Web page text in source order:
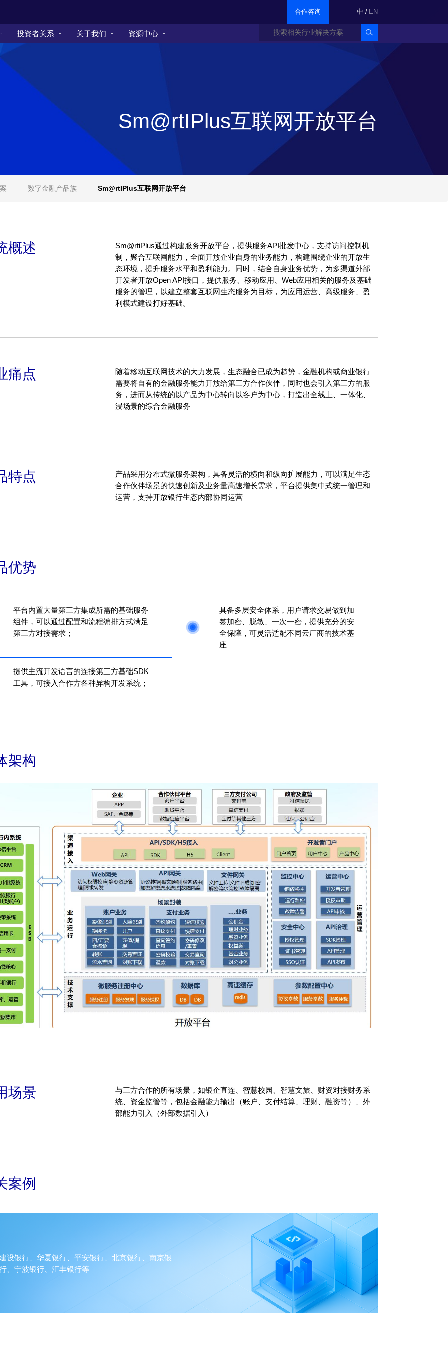
合作咨询 中 / EN
投资者关系 关于我们 资源中心
Sm@rtIPlus互联网开放平台
数字金融产品族 Sm@rtIPlus互联网开放平台
概述
Sm@rtiPlus通过构建服务开放平台，提供服务API批发中心，支持访问控制机
制，聚合互联网能力，全面开放企业自身的业务能力，构建围绕企业的开放生
态环境，提升服务水平和盈利能力。同时，结合自身业务优势，为多渠道外部
开发者开放Open API接口，提供服务、移动应用、Web应用相关的服务及基础
服务的管理，以建立整套互联网生态服务为目标，为应用运营、高级服务、盈
利模式建设打好基础。
痛点
随着移动互联网技术的大力发展，生态融合已成为趋势，金融机构或商业银行
需要将自有的金融服务能力开放给第三方合作伙伴，同时也会引入第三方的服
务，进而从传统的以产品为中心转向以客户为中心，打造出全线上、一体化、
浸场景的综合金融服务
特点
产品采用分布式微服务架构，具备灵活的横向和纵向扩展能力，可以满足生态
合作伙伴场景的快速创新及业务量高速增长需求，平台提供集中式统一管理和
运营，支持开放银行生态内部协同运营
优势
平台内置大量第三方集成所需的基础服务
组件，可以通过配置和流程编排方式满足
第三方对接需求；
具备多层安全体系，用户请求交易做到加
签加密、脱敏、一次一密，提供充分的安
全保障，可灵活适配不同云厂商的技术基
座
提供主流开发语言的连接第三方基础SDK
工具，可接入合作方各种异构开发系统；
架构
场景
与三方合作的所有场景，如银企直连、智慧校园、智慧文旅、财资对接财务系
统、资金监管等，包括金融能力输出（账户、支付结算、理财、融资等）、外
部能力引入（外部数据引入）
案例
建设银行、华夏银行、平安银行、北京银行、南京银
行、宁波银行、汇丰银行等